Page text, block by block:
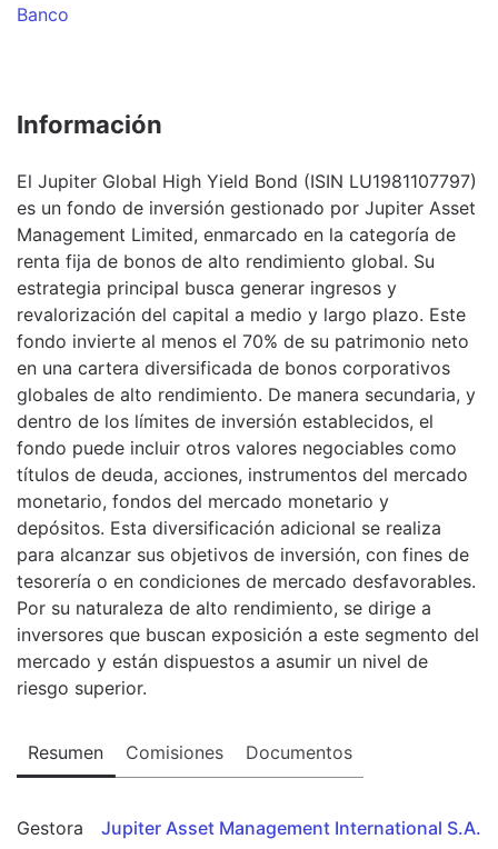
Banco
Información
El Jupiter Global High Yield Bond (ISIN LU1981107797)
es un fondo de inversión gestionado por Jupiter Asset
Management Limited, enmarcado en la categoría de
renta fija de bonos de alto rendimiento global. Su
estrategia principal busca generar ingresos y
revalorización del capital a medio y largo plazo. Este
fondo invierte al menos el 70% de su patrimonio neto
en una cartera diversificada de bonos corporativos
globales de alto rendimiento. De manera secundaria, y
dentro de los límites de inversión establecidos, el
fondo puede incluir otros valores negociables como
títulos de deuda, acciones, instrumentos del mercado
monetario, fondos del mercado monetario y
depósitos. Esta diversificación adicional se realiza
para alcanzar sus objetivos de inversión, con fines de
tesorería o en condiciones de mercado desfavorables.
Por su naturaleza de alto rendimiento, se dirige a
inversores que buscan exposición a este segmento del
mercado y están dispuestos a asumir un nivel de
riesgo superior.
Resumen Comisiones Documentos
Gestora Jupiter Asset Management International S.A.